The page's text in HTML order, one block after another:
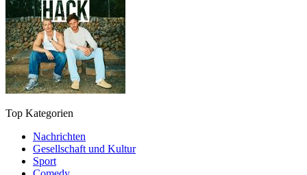
Top Kategorien
Nachrichten
Gesellschaft und Kultur
Sport